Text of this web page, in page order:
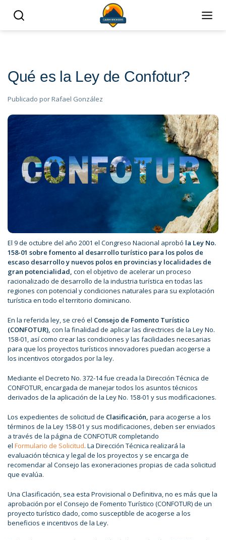
Qué es la Ley de Confotur?
Publicado porRafael González
El 9 de octubre del año 2001 el Congreso Nacional aprobó la Ley No.
158-01 sobre fomento al desarrollo turístico para los polos de
escaso desarrollo y nuevos polos en provincias y localidades de
gran potencialidad, con el objetivo de acelerar un proceso
racionalizado de desarrollo de la industria turística en todas las
regiones con potencial y condiciones naturales para su explotación
turística en todo el territorio dominicano.
En la referida ley, se creó el Consejo de Fomento Turístico
(CONFOTUR), con la finalidad de aplicar las directrices de la Ley No.
158-01, así como crear las condiciones y las facilidades necesarias
para que los proyectos turísticos innovadores puedan acogerse a
los incentivos otorgados por la ley.
Mediante el Decreto No. 372-14 fue creada la Dirección Técnica de
CONFOTUR, encargada de manejar todos los asuntos técnicos
derivados de la aplicación de la Ley No. 158-01 y sus modificaciones.
Los expedientes de solicitud de Clasificación, para acogerse a los
términos de la Ley 158-01 y sus modificaciones, deben ser enviados
a través de la página de CONFOTUR completando
el Formulario de Solicitud. La Dirección Técnica realizará la
evaluación técnica y legal de los proyectos y se encarga de
recomendar al Consejo las exoneraciones propias de cada solicitud
que evalúa.
Una Clasificación, sea esta Provisional o Definitiva, no es más que la
aprobación por el Consejo de Fomento Turístico (CONFOTUR) de un
proyecto turístico dado, como susceptible de acogerse a los
beneficios e incentivos de la Ley.